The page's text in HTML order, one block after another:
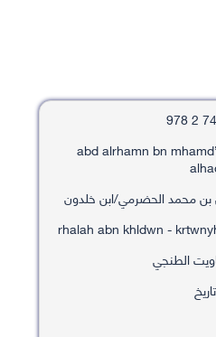
’abd alrhamn bn mhamd
بن محمد الحضرمي/ابن خلدون
الطنجي